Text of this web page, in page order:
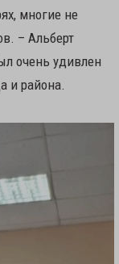
многие не
– Альберт
очень удивлен
и района.